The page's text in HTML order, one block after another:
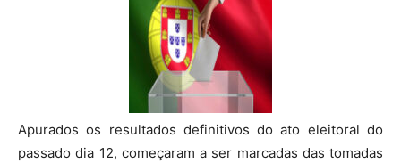
Apurados os resultados definitivos do ato eleitoral do
passado dia 12, começaram a ser marcadas das tomadas